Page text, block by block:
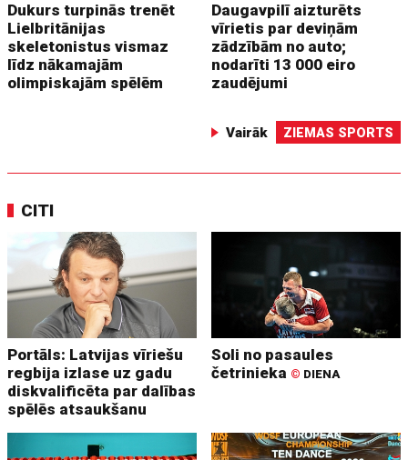
Dukurs turpinās trenēt
Lielbritānijas
skeletonistus vismaz
līdz nākamajām
olimpiskajām spēlēm
Daugavpilī aizturēts
vīrietis par deviņām
zādzībām no auto;
nodarīti 13 000 eiro
zaudējumi
Vairāk ZIEMAS SPORTS
CITI
Portāls: Latvijas vīriešu
regbija izlase uz gadu
diskvalificēta par dalības
spēlēs atsaukšanu
Soli no pasaules
četrinieka © DIENA